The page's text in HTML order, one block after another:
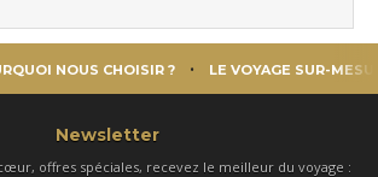
NOUS CHOISIR ? LE VOYAGE SUR-
Newsletter
offres spéciales, recevez le meilleur du voyage :